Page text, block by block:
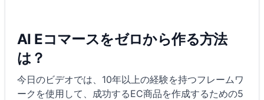
AI Eコマースをゼロから作る方法
は？
今日のビデオでは、10年以上の経験を持つフレームワ
ークを使用して、成功するEC商品を作成するための5